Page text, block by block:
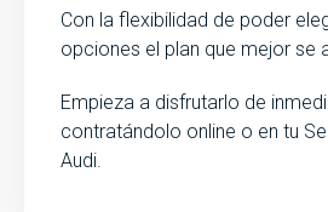
Con la flexibilidad de poder
opciones el plan que mejor se
Empieza a disfrutarlo de
contratándolo online o en tu
Audi.